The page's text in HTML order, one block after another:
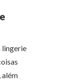
lingerie
além